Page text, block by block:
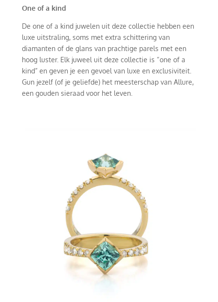
One of a kind
De one of a kind juwelen uit deze collectie hebben een
luxe uitstraling, soms met extra schittering van
diamanten of de glans van prachtige parels met een
hoog luster. Elk juweel uit deze collectie is “one of a
kind” en geven je een gevoel van luxe en exclusiviteit.
Gun jezelf (of je geliefde) het meesterschap van Allure,
een gouden sieraad voor het leven.